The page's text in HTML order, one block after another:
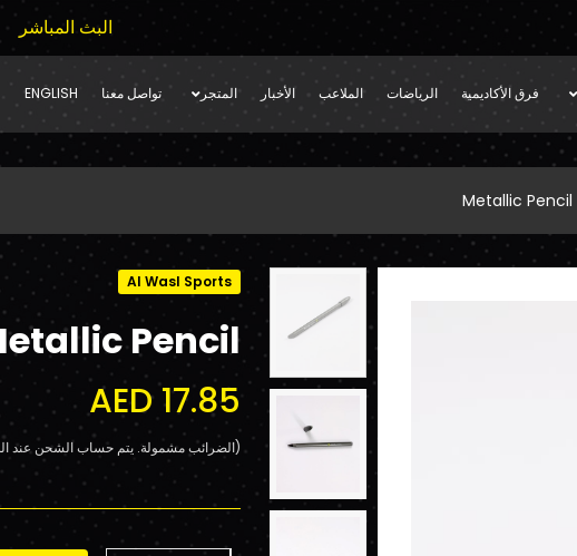
البث المباشر
فرق الأكاديمية الرياضات الملاعب الأخبار المتجر تواصل معنا ENGLISH
Metallic Pencil
Al Wasl Sports
Pencil
AED 17.85
(الضرائب مشمولة. يتم حساب الشحن عند